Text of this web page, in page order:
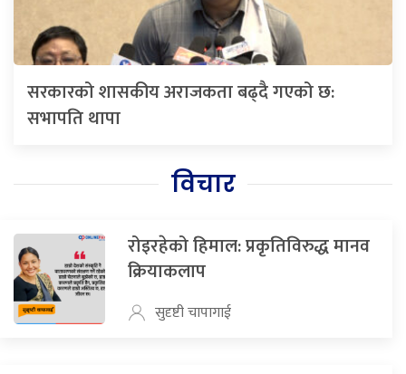
सरकारको शासकीय अराजकता बढ्दै गएको छ:
सभापति थापा
विचार
रोइरहेको हिमाल: प्रकृतिविरुद्ध मानव
क्रियाकलाप
सुदृष्टी चापागाई